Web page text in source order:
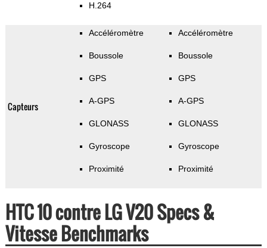
H.264
Capteurs
Accéléromètre
Boussole
GPS
A-GPS
GLONASS
Gyroscope
Proximité
Accéléromètre
Boussole
GPS
A-GPS
GLONASS
Gyroscope
Proximité
HTC 10 contre LG V20 Specs &
Vitesse Benchmarks